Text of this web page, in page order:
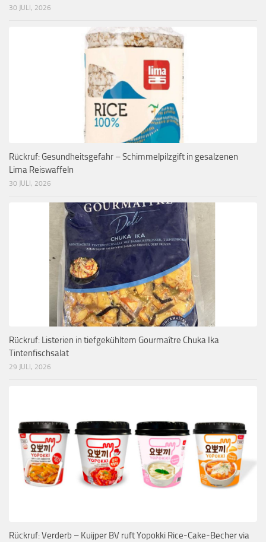
30 JULI, 2026
Rückruf: Gesundheitsgefahr – Schimmelpilzgift in gesalzenen
Lima Reiswaffeln
30 JULI, 2026
Rückruf: Listerien in tiefgekühltem Gourmaître Chuka Ika
Tintenfischsalat
29 JULI, 2026
Rückruf: Verderb – Kuijper BV ruft Yopokki Rice-Cake-Becher via